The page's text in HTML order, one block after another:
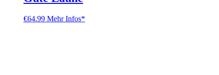
€64.99 Mehr Infos*